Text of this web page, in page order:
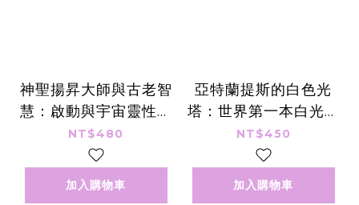
神聖揚昇大師與古老智
慧：啟動與宇宙靈性指
導的連結
NT$480
加入購物車
亞特蘭提斯的白色光
塔：世界第一本白光天
人通靈傳訊，喚起你亞
特蘭提斯的智慧與天賦
NT$450
加入購物車